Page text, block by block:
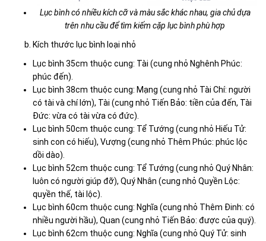
Lục bình có nhiều kích cỡ và màu sắc khác nhau, gia chủ dựa
trên nhu cầu để tìm kiếm cặp lục bình phù hợp
Kích thước lục bình loại nhỏ
Lục bình 35cm thuộc cung: Tài (cung nhỏ Nghênh Phúc:
phúc đến).
Lục bình 38cm thuộc cung: Mạng (cung nhỏ Tài Chí: người
có tài và chí lớn), Tài (cung nhỏ Tiến Bảo: tiền của đến, Tài
Đức: vừa có tài vừa có đức).
Lục bình 50cm thuộc cung: Tể Tướng (cung nhỏ Hiếu Tử:
sinh con có hiếu), Vượng (cung nhỏ Thêm Phúc: phúc lộc
dồi dào).
Lục bình 52cm thuộc cung: Tể Tướng (cung nhỏ Quý Nhân:
luôn có người giúp đỡ), Quý Nhân (cung nhỏ Quyền Lộc:
quyền thế, tài lộc).
Lục bình 60cm thuộc cung: Nghĩa (cung nhỏ Thêm Đinh: có
nhiều người hầu), Quan (cung nhỏ Tiến Bảo: được của quý).
Lục bình 62cm thuộc cung: Nghĩa (cung nhỏ Quý Tử: sinh